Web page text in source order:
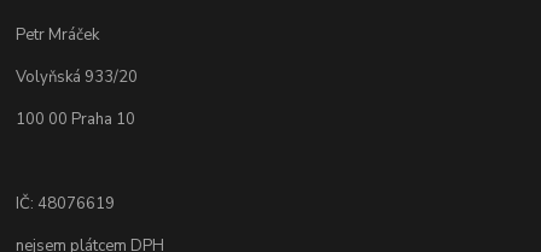
Petr Mráček
Volyňská 933/20
100 00 Praha 10
IČ: 48076619
nejsem plátcem DPH